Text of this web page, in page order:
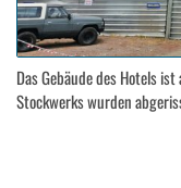
Das Gebäude des Hotels
Stockwerks wurden